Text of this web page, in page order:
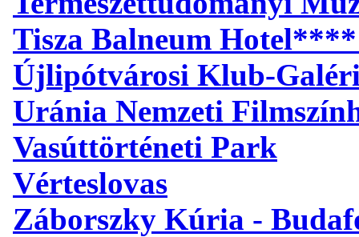
Tisza Balneum
Újlipótvárosi Klub-
Uránia Nemzeti
Vasúttörténeti Park
Vérteslovas
Záborszky Kúria -